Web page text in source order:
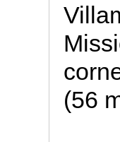
(56